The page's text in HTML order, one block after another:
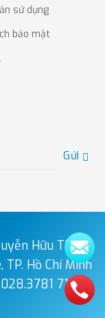
sử dụng
bảo mật
Gửi
Hữu Thọ,
TP. Hồ Chí Minh
7111